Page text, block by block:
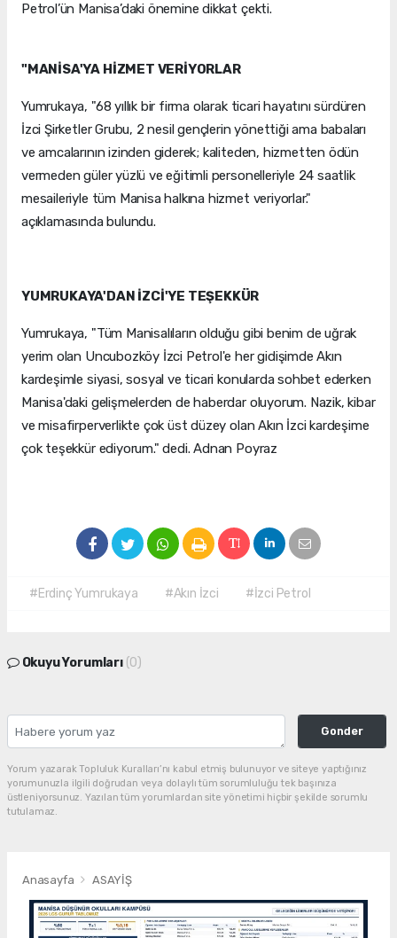
Petrol’ün Manisa’daki önemine dikkat çekti.
"MANİSA'YA HİZMET VERİYORLAR
Yumrukaya, "68 yıllık bir firma olarak ticari hayatını sürdüren
İzci Şirketler Grubu, 2 nesil gençlerin yönettiği ama babaları
ve amcalarının izinden giderek; kaliteden, hizmetten ödün
vermeden güler yüzlü ve eğitimli personelleriyle 24 saatlik
mesaileriyle tüm Manisa halkına hizmet veriyorlar."
açıklamasında bulundu.
YUMRUKAYA'DAN İZCİ'YE TEŞEKKÜR
Yumrukaya, "Tüm Manisalıların olduğu gibi benim de uğrak
yerim olan Uncubozköy İzci Petrol'e her gidişimde Akın
kardeşimle siyasi, sosyal ve ticari konularda sohbet ederken
Manisa'daki gelişmelerden de haberdar oluyorum. Nazik, kibar
ve misafirperverlikte çok üst düzey olan Akın İzci kardeşime
çok teşekkür ediyorum." dedi. Adnan Poyraz
#Erdinç Yumrukaya #Akın İzci #İzci Petrol
Okuyu Yorumları (0)
Gonder
Yorum yazarak Topluluk Kuralları’nı kabul etmiş bulunuyor ve siteye yaptığınız
yorumunuzla ilgili doğrudan veya dolaylı tüm sorumluluğu tek başınıza
üstleniyorsunuz. Yazılan tüm yorumlardan site yönetimi hiçbir şekilde sorumlu
tutulamaz.
Anasayfa ASAYİŞ